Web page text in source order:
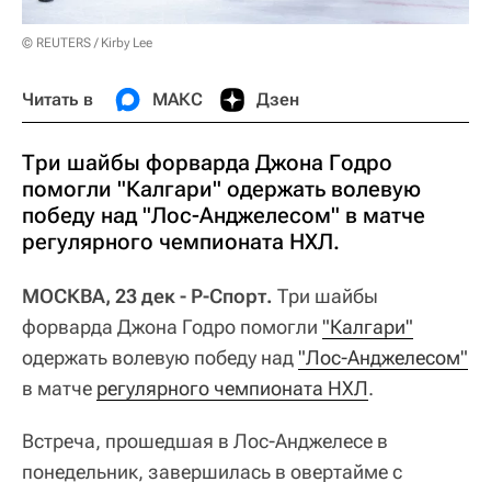
© REUTERS / Kirby Lee
Читать в МАКС Дзен
Три шайбы форварда Джона Годро
помогли "Калгари" одержать волевую
победу над "Лос-Анджелесом" в матче
регулярного чемпионата НХЛ.
МОСКВА, 23 дек - Р-Спорт. Три шайбы
форварда Джона Годро помогли "Калгари"
одержать волевую победу над"Лос-Анджелесом"
в матче регулярного чемпионата НХЛ.
Встреча, прошедшая в Лос-Анджелесе в
понедельник, завершилась в овертайме с